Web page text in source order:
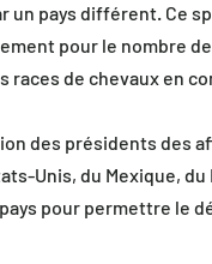
un pays différent. Ce
pour le nombre
races de chevaux en
des présidents des
Unis, du Mexique,
pour permettre le